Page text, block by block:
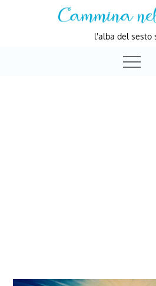
l'alba del sesto